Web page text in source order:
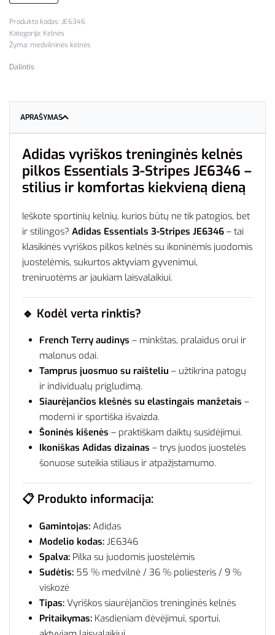
JE6346
Kategorija: Kelnės
Žyma: medvilninės kelnės
Dalintis
APRAŠYMAS
Adidas vyriškos treninginės kelnės
pilkos Essentials 3-Stripes JE6346 –
stilius ir komfortas kiekvieną dieną
Ieškote sportinių kelnių, kurios būtų ne tik patogios, bet
ir stilingos? Adidas Essentials 3-Stripes JE6346 – tai
klasikinės vyriškos pilkos kelnės su ikoninėmis juodomis
juostelėmis, sukurtos aktyviam gyvenimui,
treniruotėms ar jaukiam laisvalaikiui.
🔹 Kodėl verta rinktis?
French Terry audinys – minkštas, pralaidus orui ir
malonus odai.
Tamprus juosmuo su raišteliu – užtikrina patogų
ir individualų prigludimą.
Siaurėjančios klešnės su elastingais manžetais –
moderni ir sportiška išvaizda.
Šoninės kišenės – praktiškam daiktų susidėjimui.
Ikoniškas Adidas dizainas – trys juodos juostelės
šonuose suteikia stiliaus ir atpažįstamumo.
📋 Produkto informacija:
Gamintojas: Adidas
Modelio kodas: JE6346
Spalva: Pilka su juodomis juostelėmis
Sudėtis: 55 % medvilnė / 36 % poliesteris / 9 %
viskozė
Tipas: Vyriškos siaurėjančios treninginės kelnės
Pritaikymas: Kasdieniam dėvėjimui, sportui,